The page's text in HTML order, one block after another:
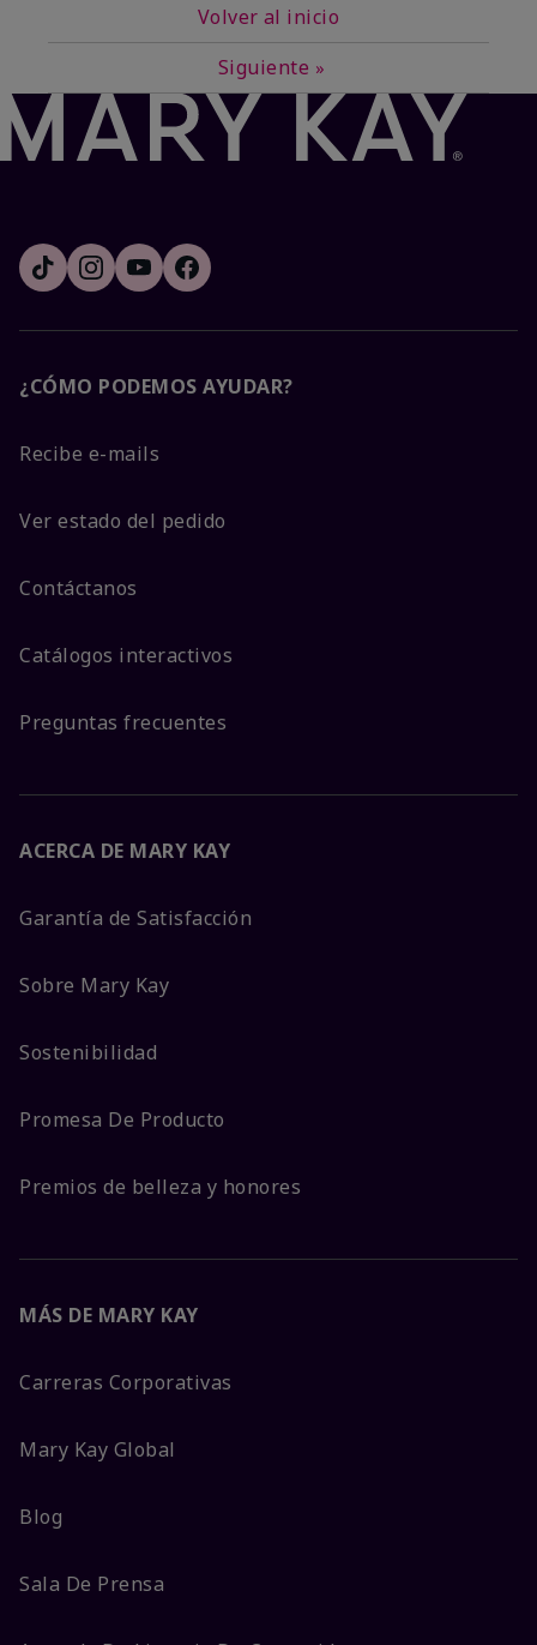
Volver al inicio
Siguiente »
¿CÓMO PODEMOS AYUDAR?
Recibe e-mails
Ver estado del pedido
Contáctanos
Catálogos interactivos
Preguntas frecuentes
ACERCA DE MARY KAY
Garantía de Satisfacción
Sobre Mary Kay
Sostenibilidad
Promesa De Producto
Premios de belleza y honores
MÁS DE MARY KAY
Carreras Corporativas
Mary Kay Global
Blog
Sala De Prensa